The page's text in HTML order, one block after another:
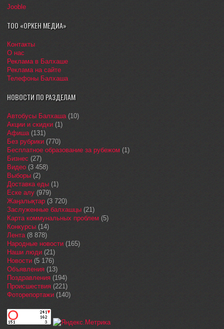
Jooble
ТОО «ОРКЕН МЕДИА»
Контакты
О нас
Реклама в Балхаше
Реклама на сайте
Телефоны Балхаша
НОВОСТИ ПО РАЗДЕЛАМ
Автобусы Балхаша(10)
Акции и скидки (1)
Афиша(131)
Без рубрики (770)
Бесплатное образование за рубежом (1)
Бизнес (27)
Видео (3 458)
Выборы (2)
Доставка еды (1)
Еске алу (979)
Жаңалықтар (3 720)
Заслуженные балхашцы (21)
Карта коммунальных проблем (5)
Конкурсы (14)
Лента(8 878)
Народные новости (165)
Наши люди (21)
Новости (5 176)
Объявления (13)
Поздравления (194)
Происшествия (221)
Фоторепортажи (140)